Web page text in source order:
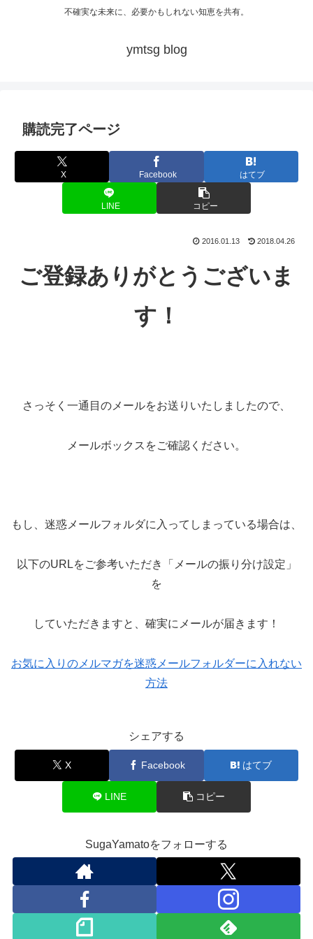
不確実な未来に、必要かもしれない知恵を共有。
ymtsg blog
購読完了ページ
X Facebook はてブ
LINE コピー
2016.01.13 2018.04.26
ご登録ありがとうございま
す！
さっそく一通目のメールをお送りいたしましたので、
メールボックスをご確認ください。
もし、迷惑メールフォルダに入ってしまっている場合は、
以下のURLをご参考いただき「メールの振り分け設定」
を
していただきますと、確実にメールが届きます！
お気に入りのメルマガを迷惑メールフォルダーに入れない
方法
シェアする
X Facebook はてブ
LINE コピー
SugaYamatoをフォローする